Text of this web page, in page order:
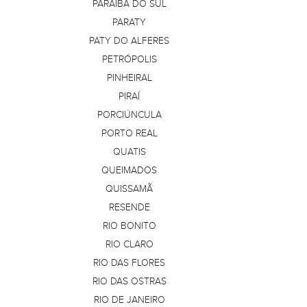
PARAÍBA DO SUL
PARATY
PATY DO ALFERES
PETRÓPOLIS
PINHEIRAL
PIRAÍ
PORCIÚNCULA
PORTO REAL
QUATIS
QUEIMADOS
QUISSAMÃ
RESENDE
RIO BONITO
RIO CLARO
RIO DAS FLORES
RIO DAS OSTRAS
RIO DE JANEIRO